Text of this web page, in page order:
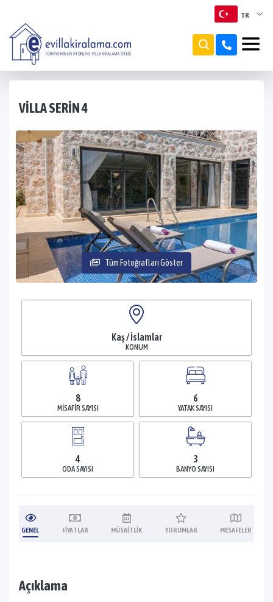
TR
TR
VILLA SERIN 4
Tüm Fotoğrafları Göster
Kaş / İslamlar
KONUM
8
MISAFIR SAYISI
6
YATAK SAYISI
4
ODA SAYISI
3
BANYO SAYISI
GENEL FIYATLAR MÜSAITLIK YORUMLAR MESAFELER
Açıklama